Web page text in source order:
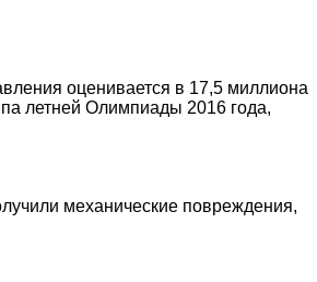
оценивается в 17,5 миллиона
летней Олимпиады 2016 года,
механические повреждения,